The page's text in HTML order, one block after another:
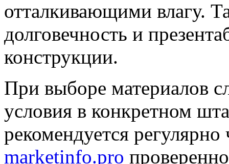
отталкивающими влагу.
долговечность и
конструкции.
При выборе материалов
условия в конкретном
рекомендуется
marketinfo.pro